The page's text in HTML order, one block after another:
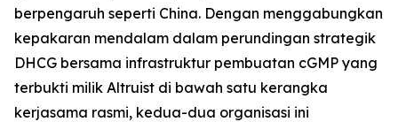
berpengaruh seperti China. Dengan menggabungkan
kepakaran mendalam dalam perundingan strategik
DHCG bersama infrastruktur pembuatan cGMP yang
terbukti milik Altruist di bawah satu kerangka
kerjasama rasmi, kedua-dua organisasi ini